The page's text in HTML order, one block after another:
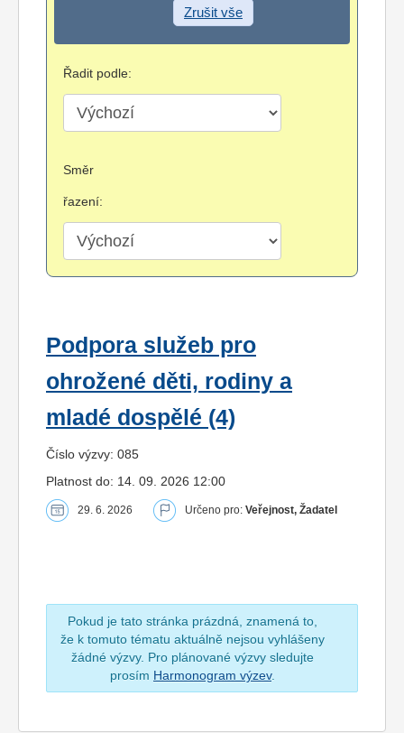
Zrušit vše
Řadit podle:
Směr
řazení:
Podpora služeb pro
ohrožené děti, rodiny a
mladé dospělé (4)
Číslo výzvy: 085
Platnost do: 14. 09. 2026 12:00
29. 6. 2026 Určeno pro: Veřejnost, Žadatel
Pokud je tato stránka prázdná, znamená to,
že k tomuto tématu aktuálně nejsou vyhlášeny
žádné výzvy. Pro plánované výzvy sledujte
prosím Harmonogram výzev.